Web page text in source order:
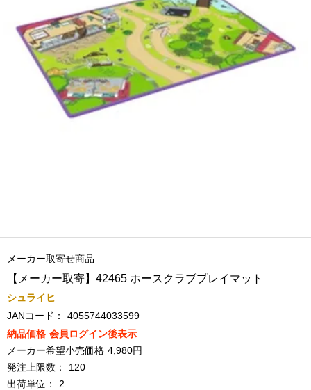
メーカー取寄せ商品
【メーカー取寄】42465 ホースクラブプレイマット
シュライヒ
JANコード：
4055744033599
納品価格 会員ログイン後表示
メーカー希望小売価格 4,980円
発注上限数：
120
出荷単位：
2